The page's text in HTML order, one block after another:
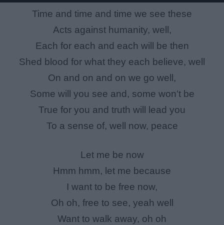
Time and time and time we see these
Acts against humanity, well,
Each for each and each will be then
Shed blood for what they each believe, well
On and on and on we go well,
Some will you see and, some won't be
True for you and truth will lead you
To a sense of, well now, peace
Let me be now
Hmm hmm, let me because
I want to be free now,
Oh oh, free to see, yeah well
Want to walk away, oh oh